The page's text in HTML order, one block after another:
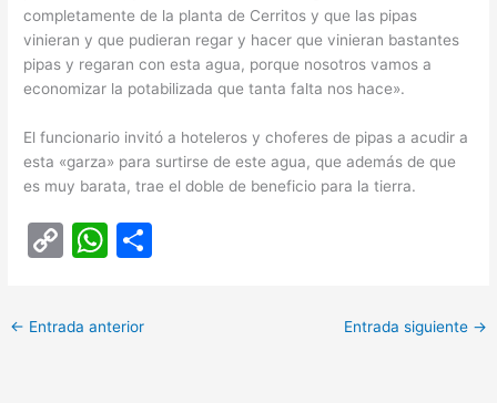
completamente de la planta de Cerritos y que las pipas
vinieran y que pudieran regar y hacer que vinieran bastantes
pipas y regaran con esta agua, porque nosotros vamos a
economizar la potabilizada que tanta falta nos hace».
El funcionario invitó a hoteleros y choferes de pipas a acudir a
esta «garza» para surtirse de este agua, que además de que
es muy barata, trae el doble de beneficio para la tierra.
C
p
y
W
at
s
← Entrada anterior Entrada siguiente →